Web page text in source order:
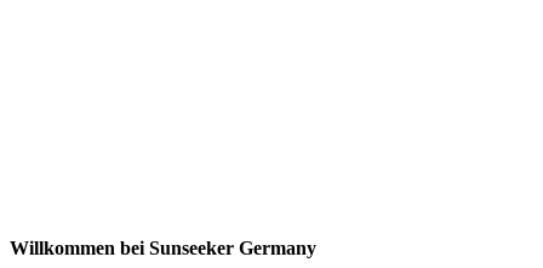
Willkommen bei Sunseeker Germany